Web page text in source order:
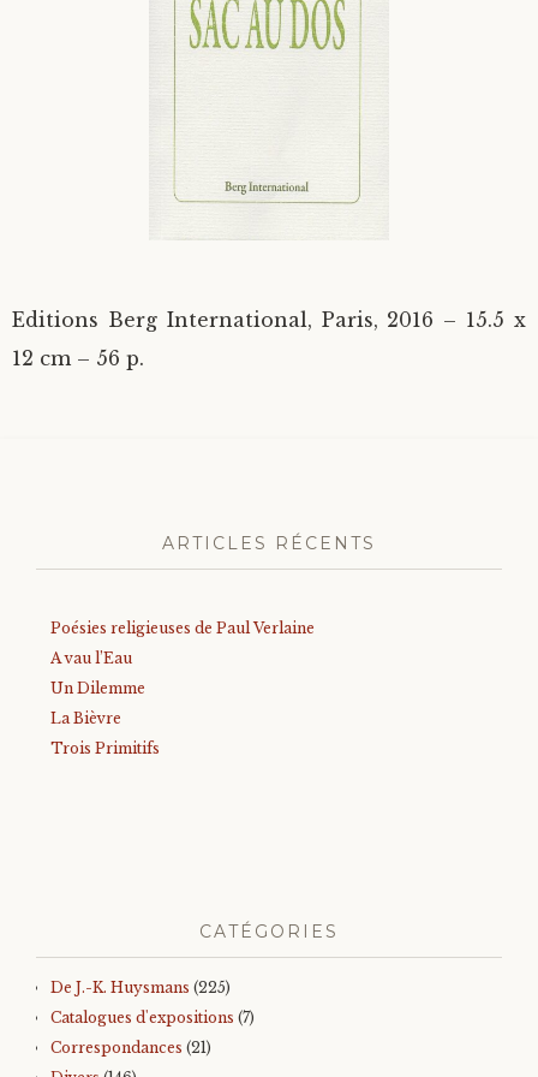
Editions Berg International, Paris, 2016 – 15.5 x
12 cm – 56 p.
ARTICLES RÉCENTS
Poésies religieuses de Paul Verlaine
A vau l’Eau
Un Dilemme
La Bièvre
Trois Primitifs
CATÉGORIES
De J.-K. Huysmans (225)
Catalogues d'expositions (7)
Correspondances (21)